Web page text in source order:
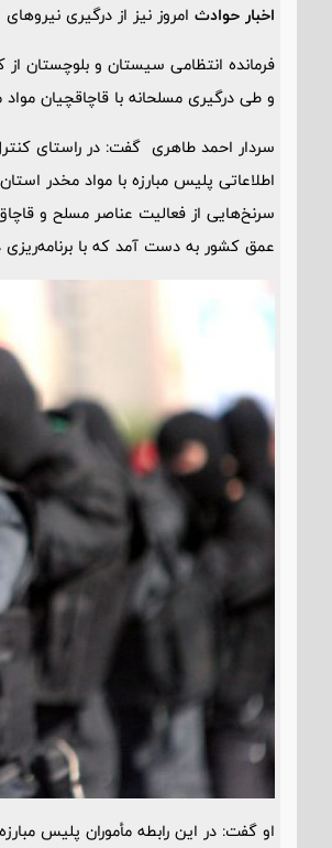
اخبار حوادث امروز نیز از درگیری
و طی درگیری مسلحانه با قاچاقچیان
سردار احمد طاهری گفت: در راستای
اطلاعاتی پلیس مبارزه با مواد مخدر
سرنخ‌هایی از فعالیت عناصر مسلح و
عمق کشور به دست آمد که با برنامه‌ریزی
او گفت: در این رابطه مأموران پلیس